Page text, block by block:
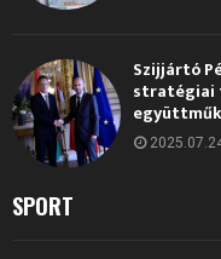
Szijjártó
stratégiai
SPORT